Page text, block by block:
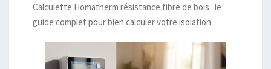
Calculette Homatherm résistance fibre de bois : le
guide complet pour bien calculer votre isolation